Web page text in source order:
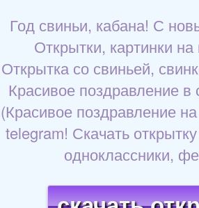
Год свиньи, кабана! С
Открытки, картинки на
Открытка со свиньей,
Красивое поздравление в
(Красивое поздравление
telegram! Скачать
одноклассники,